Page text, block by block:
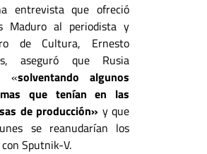
entrevista que ofreció
Maduro al periodista y
de Cultura, Ernesto
aseguró que Rusia
«solventando algunos
que tenían en las
de producción» y que
se reanudarían los
Sputnik-V.